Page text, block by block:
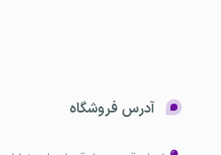
آدرس فروشگاه